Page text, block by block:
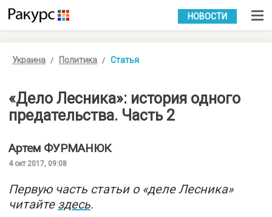
УКР РУС
НОВОСТИ
Украина Политика Статья
«Дело Лесника»: история одного
предательства. Часть 2
Артем ФУРМАНЮК
4 окт 2017, 09:08
Первую часть статьи о «деле Лесника»
читайте здесь.